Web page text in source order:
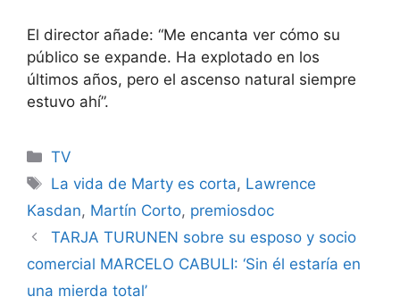
El director añade: “Me encanta ver cómo su
público se expande. Ha explotado en los
últimos años, pero el ascenso natural siempre
estuvo ahí”.
Categories
TV
Tags
La vida de Marty es corta, Lawrence
Kasdan, Martín Corto, premiosdoc
TARJA TURUNEN sobre su esposo y socio
comercial MARCELO CABULI: ‘Sin él estaría en
una mierda total’